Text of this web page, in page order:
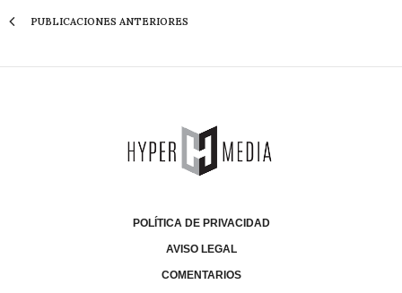
PUBLICACIONES ANTERIORES
POLÍTICA DE PRIVACIDAD
AVISO LEGAL
COMENTARIOS